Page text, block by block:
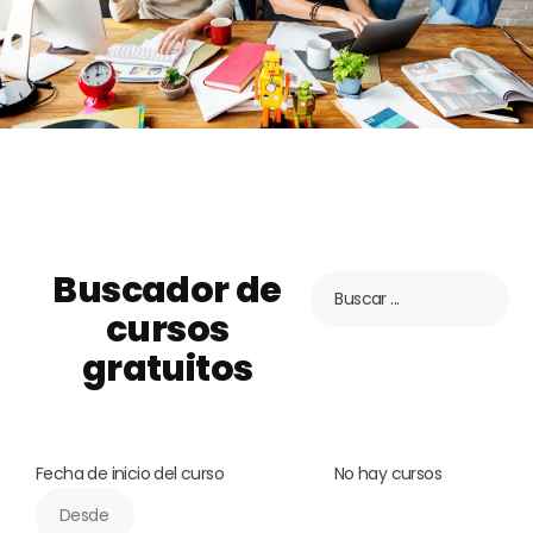
Buscador de
cursos
gratuitos
Fecha de inicio del curso No hay cursos